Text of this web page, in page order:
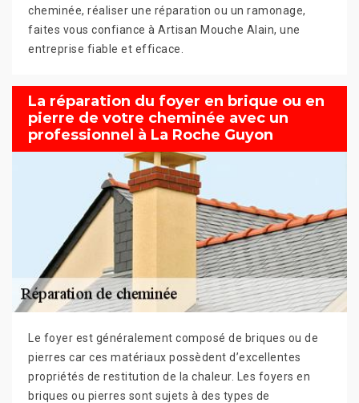
cheminée, réaliser une réparation ou un ramonage,
faites vous confiance à Artisan Mouche Alain, une
entreprise fiable et efficace.
La réparation du foyer en brique ou en
pierre de votre cheminée avec un
professionnel à La Roche Guyon
Le foyer est généralement composé de briques ou de
pierres car ces matériaux possèdent d’excellentes
propriétés de restitution de la chaleur. Les foyers en
briques ou pierres sont sujets à des types de